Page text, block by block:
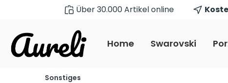
Zur Hauptnavigation springen
Über 30.000 Artikel online
Home Swarovski
Sonstiges